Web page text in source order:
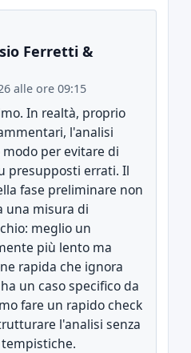
Ferretti &
alle ore 09:15
In realtà, proprio
l'analisi
per evitare di
presupposti errati. Il
fase preliminare non
una misura di
meglio un
più lento ma
rapida che ignora
un caso specifico da
fare un rapido check
l'analisi senza